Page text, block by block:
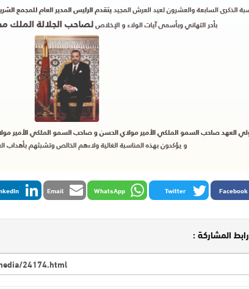
Facebook
Twitter
WhatsApp
Email
رابط المشاركة :